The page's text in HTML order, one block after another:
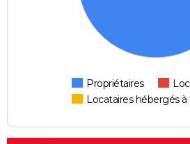
Propriétaires
Locataires hébergés